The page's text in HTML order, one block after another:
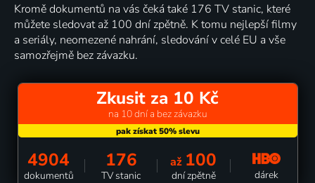
Kromě dokumentů na vás čeká také 176 TV stanic, které
můžete sledovat až 100 dní zpětně. K tomu nejlepší filmy
a seriály, neomezené nahrání, sledování v celé EU a vše
samozřejmě bez závazku.
Zkusit za 10 Kč
na 10 dní a bez závazku
4904
dokumentů
176
TV stanic
až 100
dní zpětně dárek